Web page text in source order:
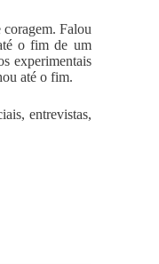
coragem. Falou
o fim de um
experimentais
até o fim.
entrevistas,